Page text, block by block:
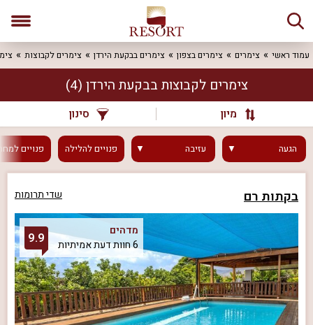
עמוד ראשי צימרים צימרים בצפון צימרים בבקעת הירדן צימרים לקבוצות
צימרים לקבוצות בבקעת הירדן (4)
מיון סינון
הגעה עזיבה פנוייםלהלילה פנויים
בקתות רם שדי תרומות
מדהים
6 חוות דעת אמיתיות
9.9